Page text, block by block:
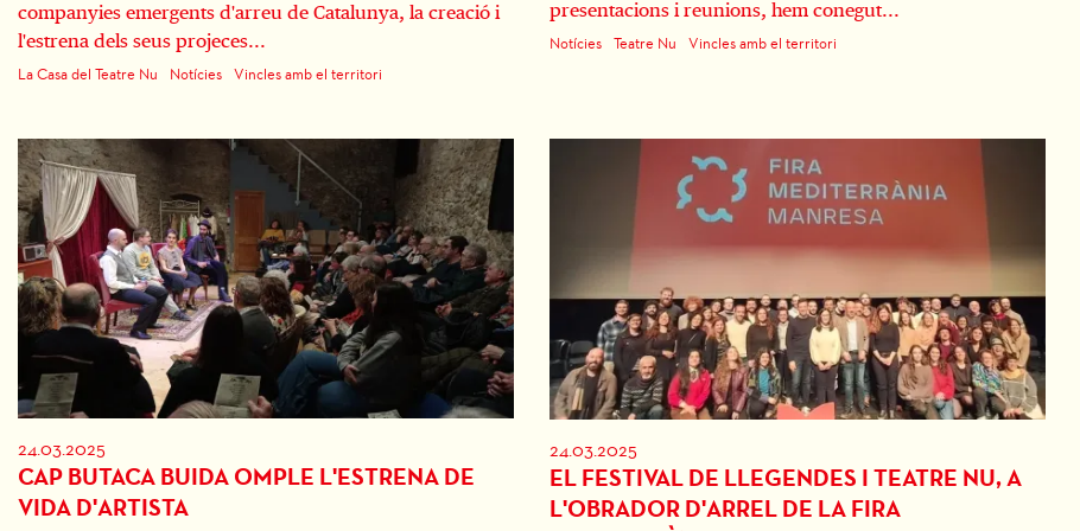
companyies emergents d'arreu de Catalunya, la creació i
l'estrena dels seus projeces...
La Casa del Teatre Nu Notícies Vincles amb el territori
presentacions i reunions, hem conegut...
Notícies Teatre Nu Vincles amb el territori
24.03.2025
CAP BUTACA BUIDA OMPLE L'ESTRENA DE
VIDA D'ARTISTA
24.03.2025
EL FESTIVAL DE LLEGENDES I TEATRE NU, A
L'OBRADOR D'ARREL DE LA FIRA